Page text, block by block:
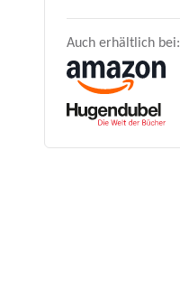
Auch erhältlich bei: